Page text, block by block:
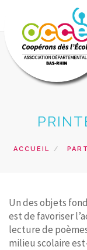
ADHÉSION
RECHERCHER
CONTACT
ACCUEIL
Un des objets
est de favoriser
lecture de
milieu scolaire